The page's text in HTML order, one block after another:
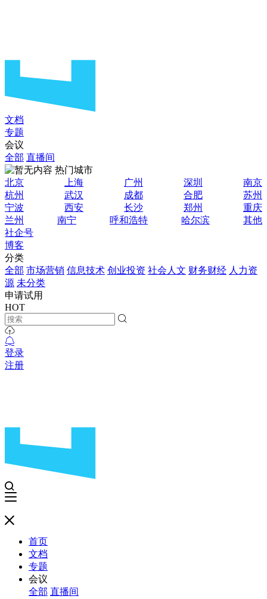
文档
专题
会议
全部 直播间
热门城市
北京
上海 广州 深圳
南京
杭州
武汉 成都 合肥
苏州
宁波
西安 长沙 郑州
重庆
兰州
南宁 呼和浩特 哈尔滨
其他
社企号
博客
分类
全部 市场营销 信息技术 创业投资 社会人文 财务财经 人力资
源 未分类
申请试用
HOT
登录
注册
首页
文档
专题
会议
全部 直播间